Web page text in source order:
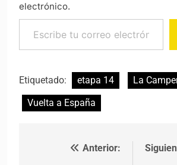
electrónico.
Escribe tu correo electrónico…
Etiquetado: etapa 14
La
Vuelta a España
Navegación de
Anterior: